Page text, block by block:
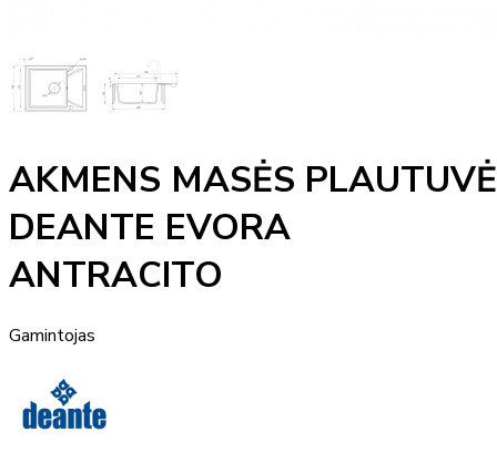
AKMENS MASĖS PLAUTUVĖ
DEANTE EVORA
ANTRACITO
Gamintojas